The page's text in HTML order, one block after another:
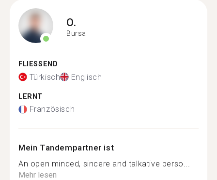
O.
Bursa
FLIESSEND
Türkisch Englisch
LERNT
Französisch
Mein Tandempartner ist
An open minded, sincere and talkative perso...
Mehr lesen